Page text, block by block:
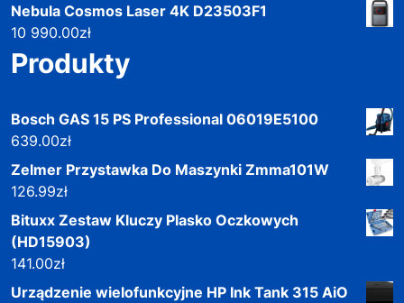
Nebula Cosmos Laser 4K D23503F1
10 990.00zł
Produkty
Bosch GAS 15 PS Professional 06019E5100
639.00zł
Zelmer Przystawka Do Maszynki Zmma101W
126.99zł
Bituxx Zestaw Kluczy Plasko Oczkowych
(HD15903)
141.00zł
Urządzenie wielofunkcyjne HP Ink Tank 315 AiO